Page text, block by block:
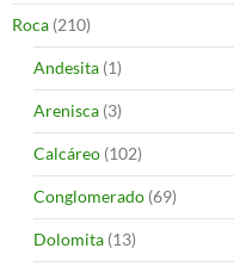
Roca (210)
Andesita (1)
Arenisca (3)
Calcáreo (102)
Conglomerado (69)
Dolomita (13)